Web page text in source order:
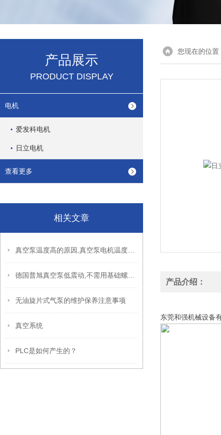
产品展示
PRODUCT DISPLAY
电机
爱发科电机
日立电机
查看更多
相关文章
无油旋片式气泵的维护保养注意事项
真空系统
PLC是如何产生的？
您现在的位置
产品介绍：
东莞和强机械设备